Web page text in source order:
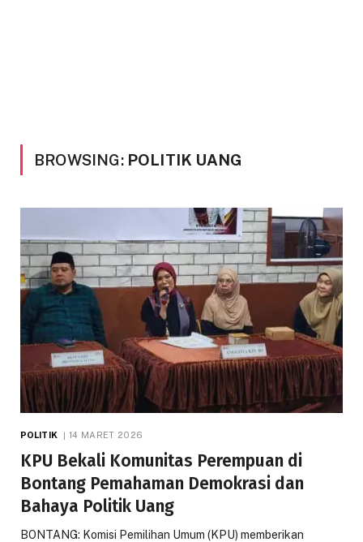
BROWSING: POLITIK UANG
POLITIK 14 MARET 2026
KPU Bekali Komunitas Perempuan di
Bontang Pemahaman Demokrasi dan
Bahaya Politik Uang
BONTANG: Komisi Pemilihan Umum (KPU) memberikan